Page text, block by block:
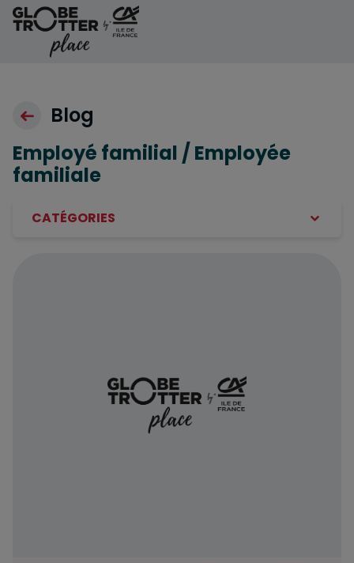
Aller au contenu
Blog
Employé familial / Employée
familiale
CATÉGORIES